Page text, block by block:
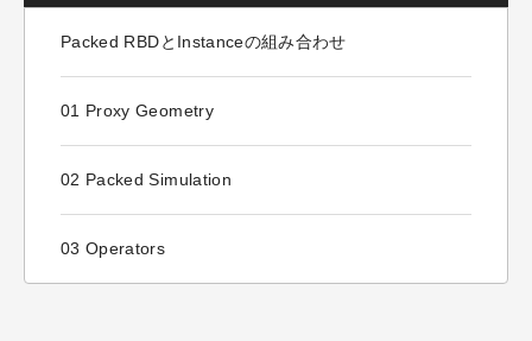
Packed RBDとInstanceの組み合わせ
01 Proxy Geometry
02 Packed Simulation
03 Operators